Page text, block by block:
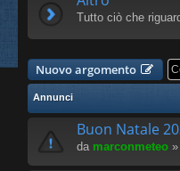
Tutto ciò che
Nuovo argomento
Annunci
Buon Natale
da marconmeteo